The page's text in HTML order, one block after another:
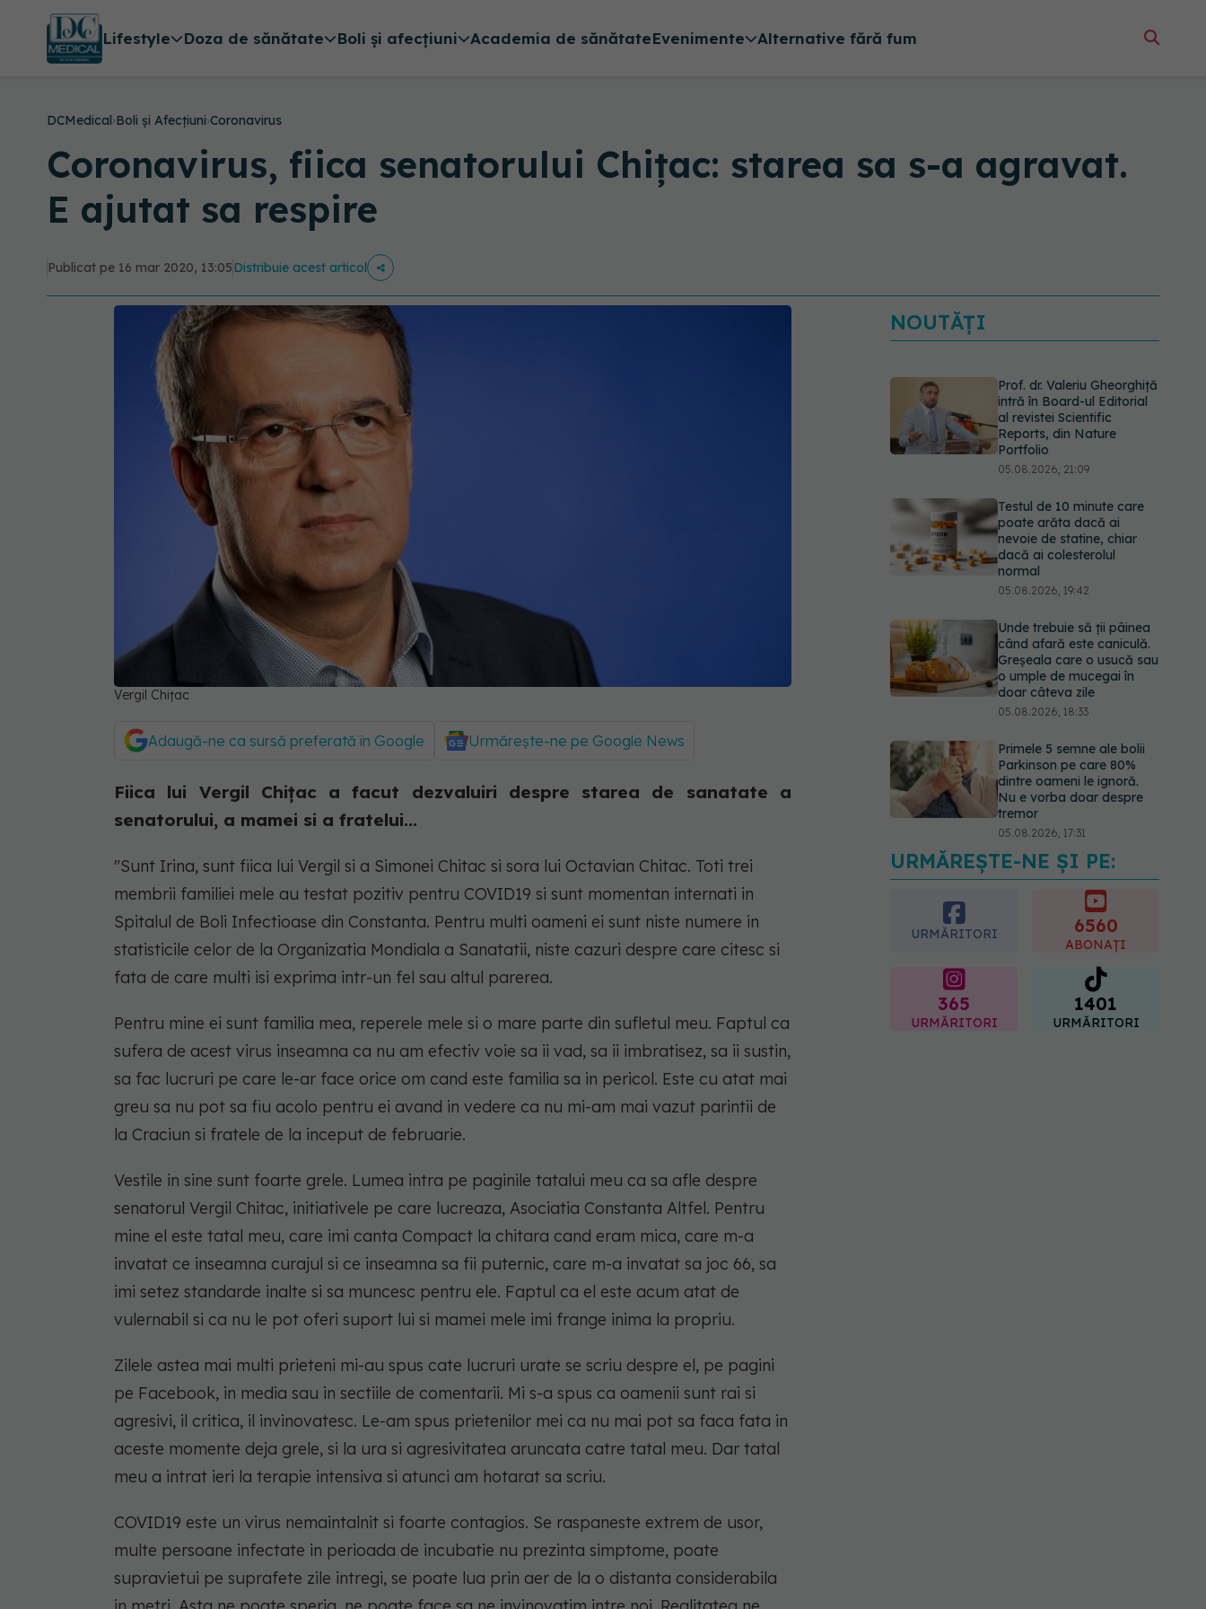
Lifestyle Doza de sănătate Boli și afecțiuni Academia de sănătateEvenimente Alternative fără fum
DCMedical›Boli și Afecțiuni›Coronavirus
Coronavirus, fiica senatorului Chițac: starea sa s-a agravat.
E ajutat sa respire
Publicat pe 16 mar 2020, 13:05Distribuie acest articol
Vergil Chițac
Adaugă-ne ca sursă preferată în Google Urmărește-ne pe Google News
Fiica lui Vergil Chițac a facut dezvaluiri despre starea de sanatate a
senatorului, a mamei si a fratelui...
"Sunt Irina, sunt fiica lui Vergil si a Simonei Chitac si sora lui Octavian Chitac. Toti trei
membrii familiei mele au testat pozitiv pentru COVID19 si sunt momentan internati in
Spitalul de Boli Infectioase din Constanta. Pentru multi oameni ei sunt niste numere in
statisticile celor de la Organizatia Mondiala a Sanatatii, niste cazuri despre care citesc si
fata de care multi isi exprima intr-un fel sau altul parerea.
Pentru mine ei sunt familia mea, reperele mele si o mare parte din sufletul meu. Faptul ca
sufera de acest virus inseamna ca nu am efectiv voie sa ii vad, sa ii imbratisez, sa ii sustin,
sa fac lucruri pe care le-ar face orice om cand este familia sa in pericol. Este cu atat mai
greu sa nu pot sa fiu acolo pentru ei avand in vedere ca nu mi-am mai vazut parintii de
la Craciun si fratele de la inceput de februarie.
Vestile in sine sunt foarte grele. Lumea intra pe paginile tatalui meu ca sa afle despre
senatorul Vergil Chitac, initiativele pe care lucreaza, Asociatia Constanta Altfel. Pentru
mine el este tatal meu, care imi canta Compact la chitara cand eram mica, care m-a
invatat ce inseamna curajul si ce inseamna sa fii puternic, care m-a invatat sa joc 66, sa
imi setez standarde inalte si sa muncesc pentru ele. Faptul ca el este acum atat de
vulernabil si ca nu le pot oferi suport lui si mamei mele imi frange inima la propriu.
Zilele astea mai multi prieteni mi-au spus cate lucruri urate se scriu despre el, pe pagini
pe Facebook, in media sau in sectiile de comentarii. Mi s-a spus ca oamenii sunt rai si
agresivi, il critica, il invinovatesc. Le-am spus prietenilor mei ca nu mai pot sa faca fata in
aceste momente deja grele, si la ura si agresivitatea aruncata catre tatal meu. Dar tatal
meu a intrat ieri la terapie intensiva si atunci am hotarat sa scriu.
COVID19 este un virus nemaintalnit si foarte contagios. Se raspaneste extrem de usor,
multe persoane infectate in perioada de incubatie nu prezinta simptome, poate
supravietui pe suprafete zile intregi, se poate lua prin aer de la o distanta considerabila
NOUTĂȚI
Prof. dr. Valeriu Gheorghiță
intră în Board-ul Editorial
al revistei Scientific
Reports, din Nature
Portfolio
05.08.2026, 21:09
Testul de 10 minute care
poate arăta dacă ai
nevoie de statine, chiar
dacă ai colesterolul
normal
05.08.2026, 19:42
Unde trebuie să ții pâinea
când afară este caniculă.
Greșeala care o usucă sau
o umple de mucegai în
doar câteva zile
05.08.2026, 18:33
Primele 5 semne ale bolii
Parkinson pe care 80%
dintre oameni le ignoră.
Nu e vorba doar despre
tremor
05.08.2026, 17:31
Gabriela Cristea, manifest
pentru respect și
acceptare: Corpul
fiecăruia spune o poveste
05.08.2026, 21:23
URMĂREȘTE-NE ȘI PE:
URMĂRITORI 6560
ABONAȚI
365
URMĂRITORI
1401
URMĂRITORI